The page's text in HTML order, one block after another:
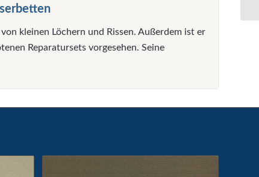
kleinen Löchern und Rissen. Außerdem ist er
Reparatursets vorgesehen. Seine